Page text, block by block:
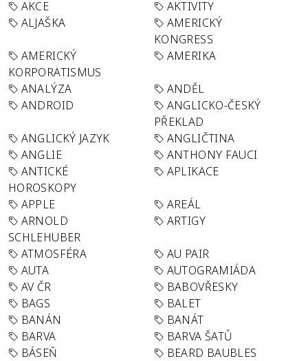
AKCE
AKTIVITY
ALJAŠKA
AMERICKÝ
KONGRESS
AMERICKÝ
KORPORATISMUS
AMERIKA
ANALÝZA
ANDĚL
ANDROID
ANGLICKO-ČESKÝ
PŘEKLAD
ANGLICKÝ JAZYK
ANGLIČTINA
ANGLIE
ANTHONY FAUCI
ANTICKÉ
HOROSKOPY
APLIKACE
APPLE
AREÁL
ARNOLD
SCHLEHUBER
ARTIGY
ATMOSFÉRA
AU PAIR
AUTA
AUTOGRAMIÁDA
AV ČR
BABOVŘESKY
BAGS
BALET
BANÁN
BANÁT
BARVA
BARVA ŠATŮ
BÁSEŇ
BEARD BAUBLES